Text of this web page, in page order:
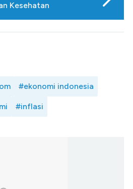
Kesehatan
#ekonomi indonesia
#inflasi